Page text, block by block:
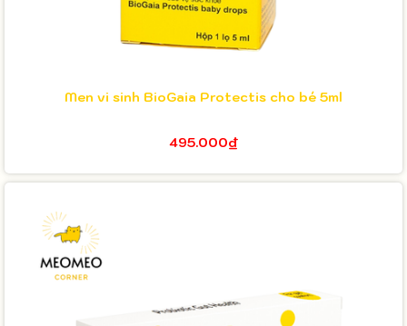
Men vi sinh BioGaia Protectis cho bé 5ml
495.000₫